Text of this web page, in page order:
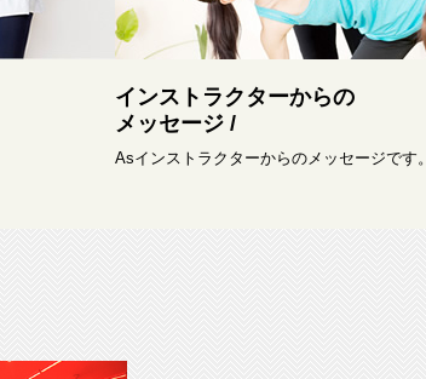
インストラクターからの
メッセージ /
Asインストラクターからのメッセージです。